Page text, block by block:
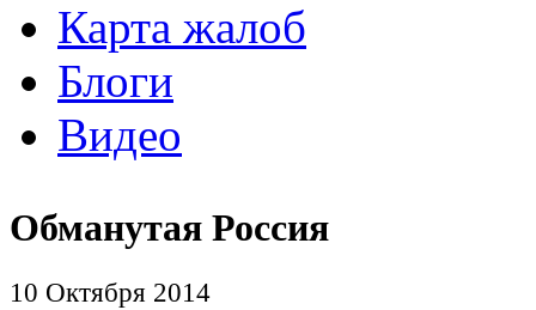
Карта жалоб
Блоги
Видео
Обманутая Россия
10 Октября 2014